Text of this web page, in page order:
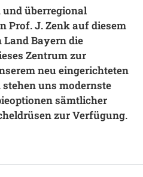
überregional
Prof. J. Zenk auf diesem
Land Bayern die
Zentrum zur
neu eingerichteten
uns modernste
sämtlicher
zur Verfügung.